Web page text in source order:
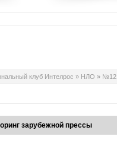
клуб Интелрос » НЛО »
зарубежной прессы